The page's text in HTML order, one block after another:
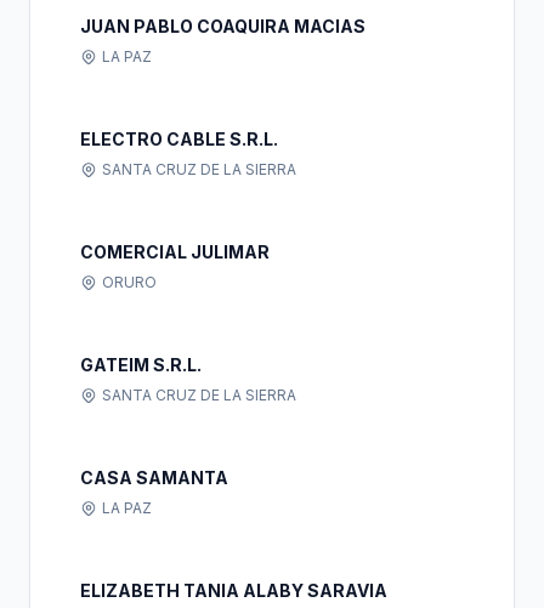
JUAN PABLO COAQUIRA MACIAS
LA PAZ
ELECTRO CABLE S.R.L.
SANTA CRUZ DE LA SIERRA
COMERCIAL JULIMAR
ORURO
GATEIM S.R.L.
SANTA CRUZ DE LA SIERRA
CASA SAMANTA
LA PAZ
ELIZABETH TANIA ALABY SARAVIA